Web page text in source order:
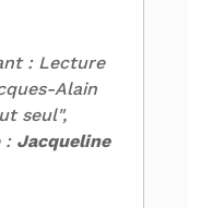
: Lecture
Alain
seul",
: Jacqueline